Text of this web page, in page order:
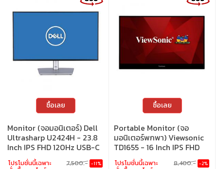
ซื้อเลย
Monitor (จอมอนิเตอร์) Dell
Ultrasharp U2424H - 23.8
Inch IPS FHD 120Hz USB-C
โปรโมชั่นนี้เฉพาะ 7,500.- -11%
ซื้อเลย
Portable Monitor (จอ
มอนิเตอร์พกพา) Viewsonic
TD1655 - 16 Inch IPS FHD
60Hz USB-C Touch Screen
โปรโมชั่นนี้เฉพาะ 8,400.- -2%